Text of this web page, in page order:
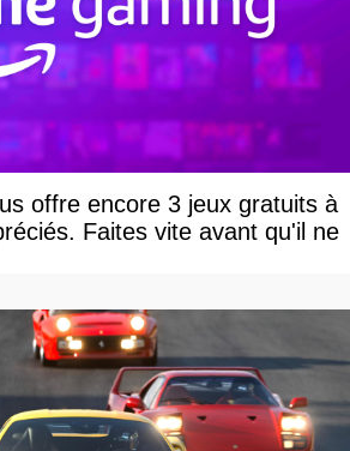
offre encore 3 jeux gratuits à
Faites vite avant qu'il ne